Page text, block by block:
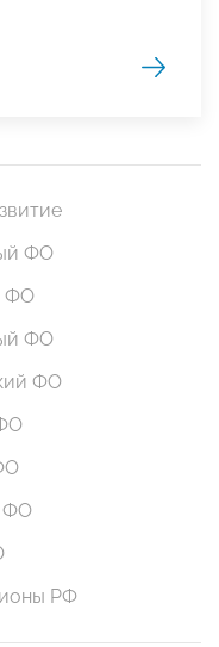
ФО
ФО
ФО
ФО
ФО
РФ